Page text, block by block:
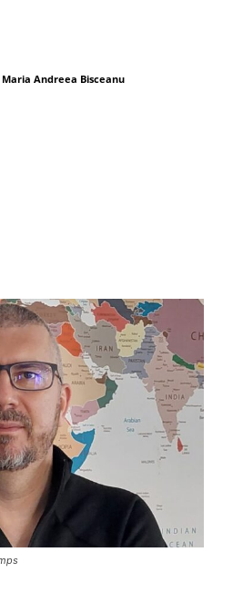
Maria Andreea Bisceanu